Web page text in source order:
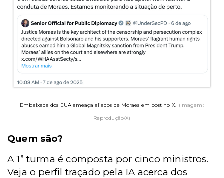
Embaixada dos EUA ameaça aliados de Moraes em post no X. (Imagem:
Reprodução/X)
Quem são?
A 1ª turma é composta por cinco ministros.
Veja o perfil traçado pela IA acerca dos